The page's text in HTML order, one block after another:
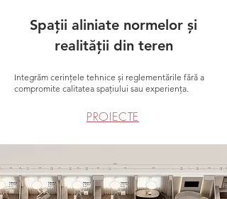
Spații aliniate normelor și
realității din teren
Integrăm cerințele tehnice și reglementările fără a
compromite calitatea spațiului sau experiența.
PROIECTE